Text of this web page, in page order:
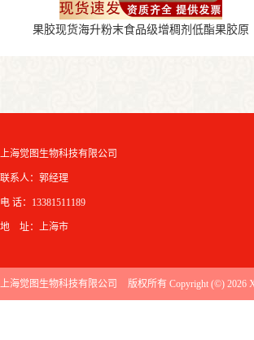
果胶现货海升粉末食品级增稠剂低酯果胶原
上海觉图生物科技有限公司
联系人：郭经理
电 话：13381511189
地 址：上海市
上海觉图生物科技有限公司 版权所有 Copyright (©) 2026